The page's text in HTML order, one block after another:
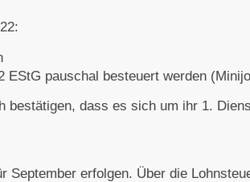
pauschal besteuert werden
bestätigen, dass es sich um ihr 1.
erfolgen. Über die